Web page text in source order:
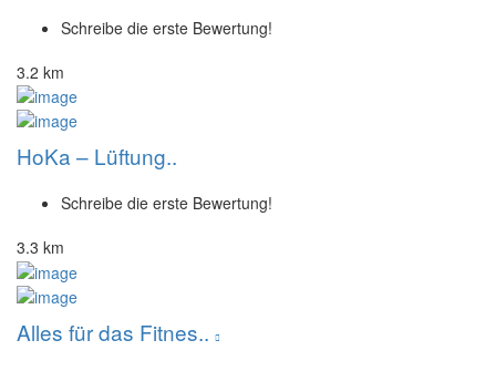
Schreibe die erste Bewertung!
3.2 km
HoKa – Lüftung..
Schreibe die erste Bewertung!
3.3 km
Alles für das Fitnes..